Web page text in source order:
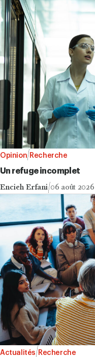
Opinion Recherche
Un refuge incomplet
Encieh Erfani 06 août 2026
Actualités Recherche